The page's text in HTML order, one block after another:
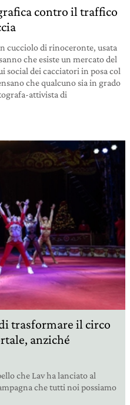
contro il traffico
cucciolo di rinoceronte, usata
che esiste un mercato del
social dei cacciatori in posa col
che qualcuno sia in grado
attivista di
trasformare il circo
anziché
che Lav ha lanciato al
che tutti noi possiamo